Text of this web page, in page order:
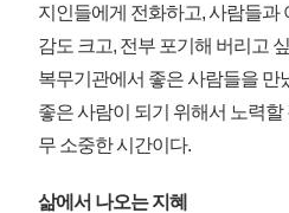
지인들에게 전화하고, 사람들과
감도 크고, 전부 포기해 버리고
복무기관에서 좋은 사람들을 만
좋은 사람이 되기 위해서 노력
무 소중한 시간이다.
삶에서 나오는 지혜